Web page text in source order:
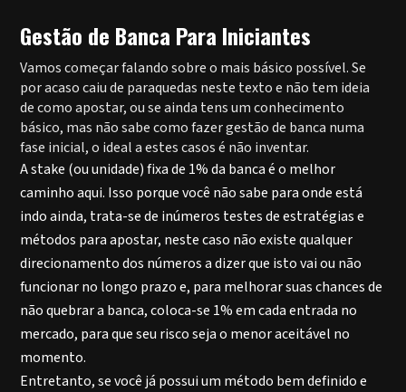
Gestão de Banca Para Iniciantes
Vamos começar falando sobre o mais básico possível. Se
por acaso caiu de paraquedas neste texto e não tem ideia
de como apostar, ou se ainda tens um conhecimento
básico, mas não sabe como fazer gestão de banca numa
fase inicial, o ideal a estes casos é não inventar.
A stake (ou unidade) fixa de 1% da banca é o melhor
caminho aqui. Isso porque você não sabe para onde está
indo ainda, trata-se de inúmeros testes de estratégias e
métodos para apostar, neste caso não existe qualquer
direcionamento dos números a dizer que isto vai ou não
funcionar no longo prazo e, para melhorar suas chances de
não quebrar a banca, coloca-se 1% em cada entrada no
mercado, para que seu risco seja o menor aceitável no
momento.
Entretanto, se você já possui um método bem definido e